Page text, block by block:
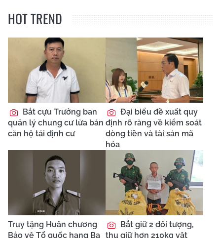
HOT TREND
Bắt cựu Trưởng ban
quản lý chung cư lừa bán
căn hộ tái định cư
Đại biểu đề xuất quy
định rõ ràng về kiểm soát
dòng tiền và tài sản mã
hóa
Truy tặng Huân chương
Bảo vệ Tổ quốc hạng Ba
Bắt giữ 2 đối tượng,
thu giữ hơn 210kg vật